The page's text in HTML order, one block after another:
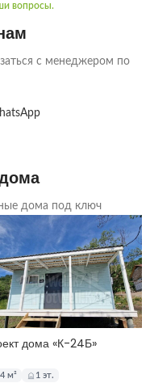
вопросы.
с менеджером по
дома под ключ
дома «К-24Б»
м² 1 эт.